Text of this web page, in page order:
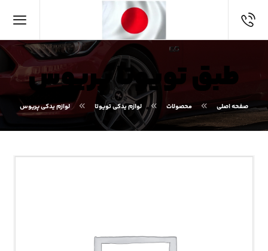
طبق تویوتا پریوس
صفحه اصلی محصولات لوازم یدکی تویوتا لوازم یدکی پریوس